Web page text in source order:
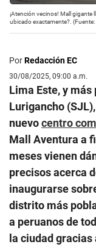
¡Atención vecinos! Mall gigante
ubicado exactamente?. (Fuente:
PorRedacción EC
30/08/2025, 09:00 a.m.
Lima Este, y
Lurigancho
nuevocentro
Mall Aventura a
meses vienen
precisos acerca
inaugurarse
distrito más
a peruanos de
la ciudad